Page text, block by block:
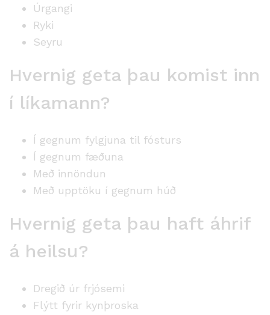
Úrgangi
Ryki
Seyru
Hvernig geta þau komist inn
í líkamann?
Í gegnum fylgjuna til fósturs
Í gegnum fæðuna
Með innöndun
Með upptöku í gegnum húð
Hvernig geta þau haft áhrif
á heilsu?
Dregið úr frjósemi
Flýtt fyrir kynþroska